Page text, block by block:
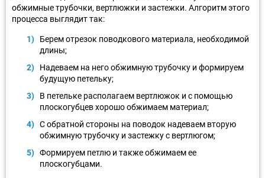
обжимные трубочки, вертлюжки и застежки. Алгоритм этого
процесса выглядит так:
Берем отрезок поводкового материала, необходимой
длины;
Надеваем на него обжимную трубочку и формируем
будущую петельку;
В петельке располагаем вертлюжок и с помощью
плоскогубцев хорошо обжимаем материал;
С обратной стороны на поводок надеваем вторую
обжимную трубочку и застежку с вертлюгом;
Формируем петлю и также обжимаем ее
плоскогубцами.